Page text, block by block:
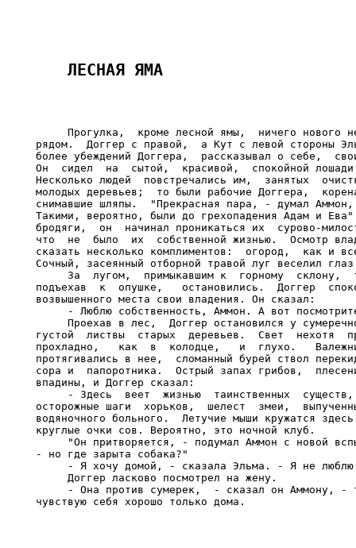
Прогулка,  кроме лесной ямы,  ничего нового
рядом.  Доггер с правой,  а Кут с левой стороны
более убеждений Доггера,  рассказывал о себе,
Он  сидел  на  сытой,  красивой,  спокойной
Несколько людей  повстречались им,  занятых
молодых деревьев;  то были рабочие Доггера,
снимавшие шляпы.  "Прекрасная пара, - думал
Такими, вероятно, были до грехопадения Адам и
бродяги,  он  начинал проникаться их  сурово-
что  не  было  их  собственной жизнью.  Осмотр
сказать несколько комплиментов:  огород,  как и
Сочный, засеянный отборной травой луг веселил
За  лугом,  примыкавшим к  горному  склону,
подъехав  к  опушке,   остановились.  Доггер
возвышенного места свои владения. Он сказал:
- Люблю собственность, Аммон. А вот
Проехав в лес,  Доггер остановился у
густой  листвы  старых  деревьев.  Свет  нехотя
прохладно,   как  в  колодце,   и  глухо.
протягивались в нее,  сломанный бурей ствол
сора и  папоротника.  Острый запах грибов,
впадины, и Доггер сказал:
- Здесь  веет  жизнью  таинственных
осторожные шаги  хорьков,  шелест  змеи,
водяночного больного.  Летучие мыши кружатся
круглые очки сов. Вероятно, это ночной клуб.
"Он притворяется, - подумал Аммон с новой
- но где зарыта собака?"
- Я хочу домой, - сказала Эльма. - Я не
     Доггер ласково посмотрел на жену.
- Она против сумерек,  - сказал он Аммону, -